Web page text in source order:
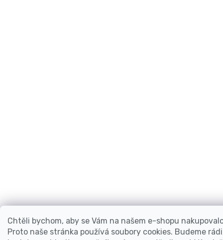
Chtěli bychom, aby se Vám na našem e-shopu
Proto naše stránka používá soubory cookies. Budeme